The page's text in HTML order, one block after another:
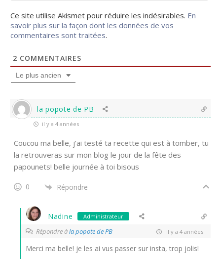
Ce site utilise Akismet pour réduire les indésirables. En
savoir plus sur la façon dont les données de vos
commentaires sont traitées.
2 COMMENTAIRES
Le plus ancien
la popote de PB
il y a 4 années
Coucou ma belle, j’ai testé ta recette qui est à tomber, tu
la retrouveras sur mon blog le jour de la fête des
papounets! belle journée à toi bisous
0 Répondre
Nadine Administrateur
Répondre àla popote de PB il y a 4 années
Merci ma belle! je les ai vus passer sur insta, trop jolis!